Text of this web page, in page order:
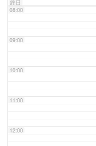
終日
08:00
09:00
10:00
11:00
12:00